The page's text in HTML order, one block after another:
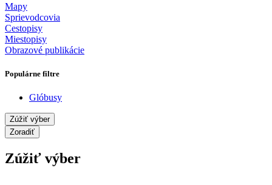
Mapy
Sprievodcovia
Cestopisy
Miestopisy
Obrazové publikácie
Populárne filtre
Glóbusy
Zúžiť výber
Zoradiť
Zúžiť výber